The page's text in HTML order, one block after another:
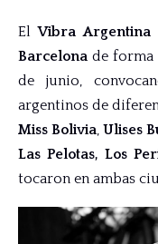
ElVibra Argentina
Barcelona de forma
de junio,
argentinos de
Miss Bolivia, Ulises
Las Pelotas, Los
tocaron en ambas